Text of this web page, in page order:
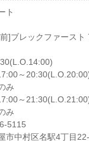
ト
]ブレックファース
～
み
～
み
5115
市中村区名駅4丁目